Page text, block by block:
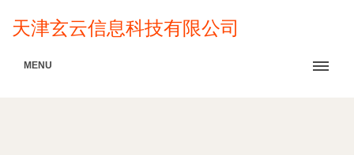
天津玄云信息科技有限公司
MENU